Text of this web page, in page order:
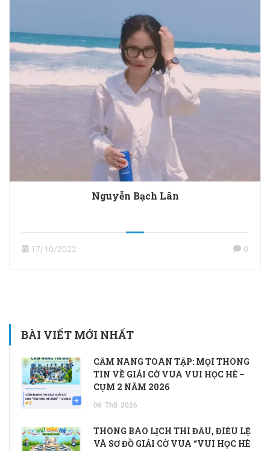
Nguyễn Bạch Lân
17/10/2022 0
BÀI VIẾT MỚI NHẤT
CẨM NANG TOÀN TẬP: MỌI THÔNG
TIN VỀ GIẢI CỜ VUA VUI HỌC HÈ –
CỤM 2 NĂM 2026
06 Th8 2026
THÔNG BÁO LỊCH THI ĐẤU, ĐIỀU LỆ
VÀ SƠ ĐỒ GIẢI CỜ VUA “VUI HỌC HÈ